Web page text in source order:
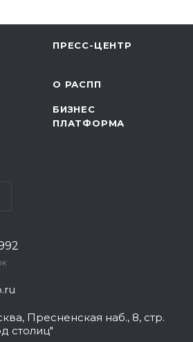
ПРЕСС-ЦЕНТР
О РАСПП
БИЗНЕС
ПЛАТФОРМА
Пресненская наб., 8, стр.
столиц"